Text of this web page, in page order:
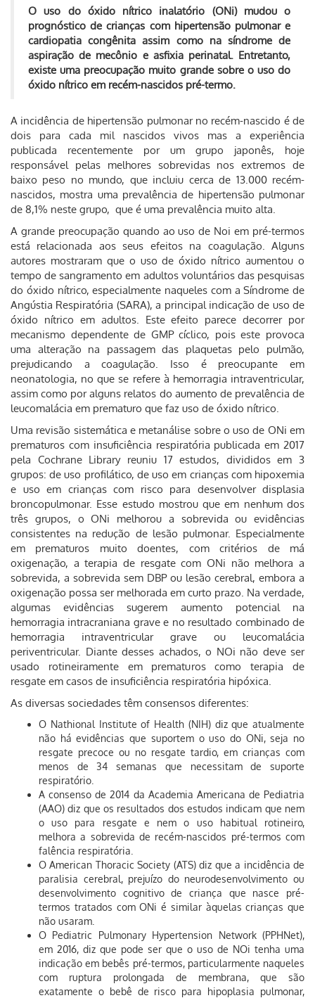
O uso do óxido nítrico inalatório (ONi) mudou o
prognóstico de crianças com hipertensão pulmonar e
cardiopatia congênita assim como na síndrome de
aspiração de mecônio e asfixia perinatal. Entretanto,
existe uma preocupação muito grande sobre o uso do
óxido nítrico em recém-nascidos pré-termo.
A incidência de hipertensão pulmonar no recém-nascido é de
dois para cada mil nascidos vivos mas a experiência
publicada recentemente por um grupo japonês, hoje
responsável pelas melhores sobrevidas nos extremos de
baixo peso no mundo, que incluiu cerca de 13.000 recém-
nascidos, mostra uma prevalência de hipertensão pulmonar
de 8,1% neste grupo, que é uma prevalência muito alta.
A grande preocupação quando ao uso de Noi em pré-termos
está relacionada aos seus efeitos na coagulação. Alguns
autores mostraram que o uso de óxido nítrico aumentou o
tempo de sangramento em adultos voluntários das pesquisas
do óxido nítrico, especialmente naqueles com a Síndrome de
Angústia Respiratória (SARA), a principal indicação de uso de
óxido nítrico em adultos. Este efeito parece decorrer por
mecanismo dependente de GMP cíclico, pois este provoca
uma alteração na passagem das plaquetas pelo pulmão,
prejudicando a coagulação. Isso é preocupante em
neonatologia, no que se refere à hemorragia intraventricular,
assim como por alguns relatos do aumento de prevalência de
leucomalácia em prematuro que faz uso de óxido nítrico.
Uma revisão sistemática e metanálise sobre o uso de ONi em
prematuros com insuficiência respiratória publicada em 2017
pela Cochrane Library reuniu 17 estudos, divididos em 3
grupos: de uso profilático, de uso em crianças com hipoxemia
e uso em crianças com risco para desenvolver displasia
broncopulmonar. Esse estudo mostrou que em nenhum dos
três grupos, o ONi melhorou a sobrevida ou evidências
consistentes na redução de lesão pulmonar. Especialmente
em prematuros muito doentes, com critérios de má
oxigenação, a terapia de resgate com ONi não melhora a
sobrevida, a sobrevida sem DBP ou lesão cerebral, embora a
oxigenação possa ser melhorada em curto prazo. Na verdade,
algumas evidências sugerem aumento potencial na
hemorragia intracraniana grave e no resultado combinado de
hemorragia intraventricular grave ou leucomalácia
periventricular. Diante desses achados, o NOi não deve ser
usado rotineiramente em prematuros como terapia de
resgate em casos de insuficiência respiratória hipóxica.
As diversas sociedades têm consensos diferentes:
O Nathional Institute of Health (NIH) diz que atualmente
não há evidências que suportem o uso do ONi, seja no
resgate precoce ou no resgate tardio, em crianças com
menos de 34 semanas que necessitam de suporte
respiratório.
A consenso de 2014 da Academia Americana de Pediatria
(AAO) diz que os resultados dos estudos indicam que nem
o uso para resgate e nem o uso habitual rotineiro,
melhora a sobrevida de recém-nascidos pré-termos com
falência respiratória.
O American Thoracic Society (ATS) diz que a incidência de
paralisia cerebral, prejuízo do neurodesenvolvimento ou
desenvolvimento cognitivo de criança que nasce pré-
termos tratados com ONi é similar àquelas crianças que
não usaram.
O Pediatric Pulmonary Hypertension Network (PPHNet),
em 2016, diz que pode ser que o uso de NOi tenha uma
indicação em bebês pré-termos, particularmente naqueles
com ruptura prolongada de membrana, que são
exatamente o bebê de risco para hipoplasia pulmonar,